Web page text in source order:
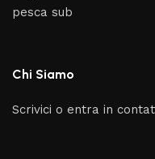
pesca sub
Chi Siamo
Scrivici o entra in